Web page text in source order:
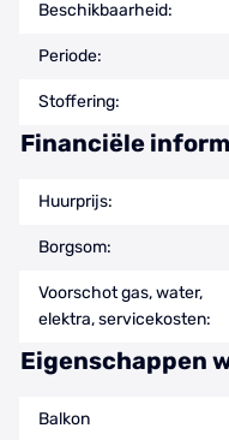
Beschikbaarheid:
Periode:
Stoffering:
Financiële
Huurprijs:
Borgsom:
Voorschot gas, water,
elektra, servicekosten:
Eigenschappen
Balkon